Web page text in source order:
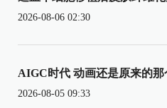
2026-08-06 02:30
AIGC时代 动画还是原来的那
2026-08-05 09:33